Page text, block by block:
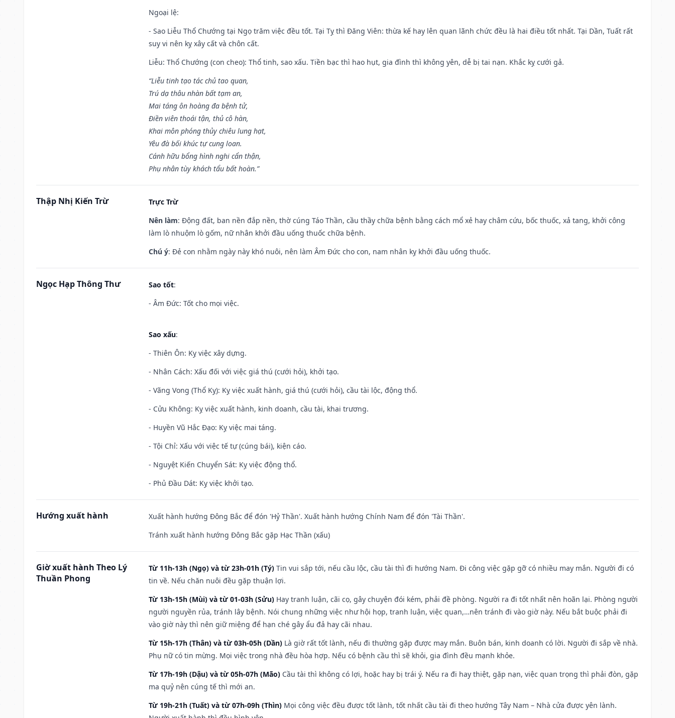
Ngoại lệ:
- Sao Liễu Thổ Chướng tại Ngọ trăm việc đều tốt. Tại Tỵ thì Đăng Viên: thừa kế hay lên quan lãnh chức đều là hai điều tốt nhất. Tại Dần, Tuất rất
suy vi nên kỵ xây cất và chôn cất.
Liễu: Thổ Chướng (con cheo): Thổ tinh, sao xấu. Tiền bạc thì hao hụt, gia đình thì không yên, dễ bị tai nạn. Khắc kỵ cưới gả.
“Liễu tinh tạo tác chủ tao quan,
Trú dạ thâu nhàn bất tạm an,
Mai táng ôn hoàng đa bệnh tử,
Điền viên thoái tận, thủ cô hàn,
Khai môn phóng thủy chiêu lung hạt,
Yêu đà bối khúc tự cung loan.
Cánh hữu bổng hình nghi cẩn thận,
Phụ nhân tùy khách tẩu bất hoàn.”
Thập Nhị Kiến Trừ
Trực Trừ
Nên làm: Động đất, ban nền đắp nền, thờ cúng Táo Thần, cầu thầy chữa bệnh bằng cách mổ xẻ hay châm cứu, bốc thuốc, xả tang, khởi công
làm lò nhuộm lò gốm, nữ nhân khởi đầu uống thuốc chữa bệnh.
Chú ý: Đẻ con nhằm ngày này khó nuôi, nên làm Âm Đức cho con, nam nhân kỵ khởi đầu uống thuốc.
Ngọc Hạp Thông Thư Sao tốt:
- Âm Đức: Tốt cho mọi việc.
Sao xấu:
- Thiên Ôn: Kỵ việc xây dựng.
- Nhân Cách: Xấu đối với việc giá thú (cưới hỏi), khởi tạo.
- Vãng Vong (Thổ Kỵ): Kỵ việc xuất hành, giá thú (cưới hỏi), cầu tài lộc, động thổ.
- Cửu Không: Kỵ việc xuất hành, kinh doanh, cầu tài, khai trương.
- Huyền Vũ Hắc Đạo: Kỵ việc mai táng.
- Tội Chỉ: Xấu với việc tế tự (cúng bái), kiện cáo.
- Nguyệt Kiến Chuyển Sát: Kỵ việc động thổ.
- Phủ Đầu Dát: Kỵ việc khởi tạo.
Hướng xuất hành
Xuất hành hướng Đông Bắc để đón 'Hỷ Thần'. Xuất hành hướng Chính Nam để đón 'Tài Thần'.
Tránh xuất hành hướng Đông Bắc gặp Hạc Thần (xấu)
Giờ xuất hành Theo Lý
Thuần Phong
Từ 11h-13h (Ngọ) và từ 23h-01h (Tý) Tin vui sắp tới, nếu cầu lộc, cầu tài thì đi hướng Nam. Đi công việc gặp gỡ có nhiều may mắn. Người đi có
tin về. Nếu chăn nuôi đều gặp thuận lợi.
Từ 13h-15h (Mùi) và từ 01-03h (Sửu) Hay tranh luận, cãi cọ, gây chuyện đói kém, phải đề phòng. Người ra đi tốt nhất nên hoãn lại. Phòng người
người nguyền rủa, tránh lây bệnh. Nói chung những việc như hội họp, tranh luận, việc quan,…nên tránh đi vào giờ này. Nếu bắt buộc phải đi
vào giờ này thì nên giữ miệng để hạn ché gây ẩu đả hay cãi nhau.
Từ 15h-17h (Thân) và từ 03h-05h (Dần) Là giờ rất tốt lành, nếu đi thường gặp được may mắn. Buôn bán, kinh doanh có lời. Người đi sắp về nhà.
Phụ nữ có tin mừng. Mọi việc trong nhà đều hòa hợp. Nếu có bệnh cầu thì sẽ khỏi, gia đình đều mạnh khỏe.
Từ 17h-19h (Dậu) và từ 05h-07h (Mão) Cầu tài thì không có lợi, hoặc hay bị trái ý. Nếu ra đi hay thiệt, gặp nạn, việc quan trọng thì phải đòn, gặp
ma quỷ nên cúng tế thì mới an.
Từ 19h-21h (Tuất) và từ 07h-09h (Thìn) Mọi công việc đều được tốt lành, tốt nhất cầu tài đi theo hướng Tây Nam – Nhà cửa được yên lành.